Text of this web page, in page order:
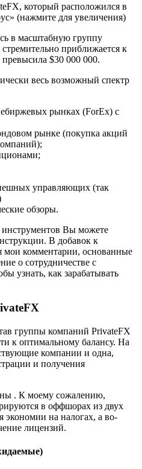
который расположился в
(нажмите для увеличения)
в масштабную группу
приближается к
$30 000 000.
весь возможный спектр
рынках (ForEx) с
рынке (покупка акций
управляющих (так
обзоры.
инструментов Вы можете
В добавок к
мои комментарии, основанные
о сотрудничестве с
узнать, как зарабатывать
группы компаний PrivateFX
к оптимальному балансу. На
компании и одна,
и получения
. К моему сожалению,
в оффшорах из двух
на налогах, а во-
лицензий.